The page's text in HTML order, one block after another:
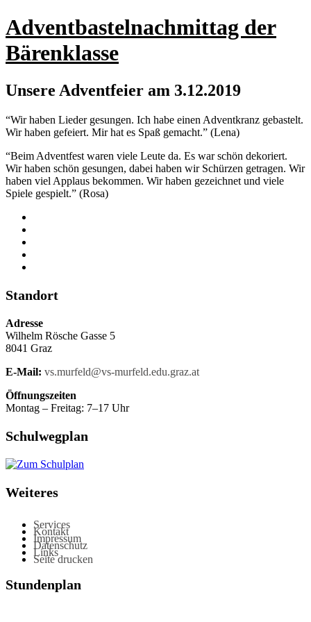
Adventbastelnachmittag der
Bärenklasse
Unsere Adventfeier am 3.12.2019
“Wir haben Lieder gesungen. Ich habe einen Adventkranz gebastelt.
Wir haben gefeiert. Mir hat es Spaß gemacht.” (Lena)
“Beim Adventfest waren viele Leute da. Es war schön dekoriert.
Wir haben schön gesungen, dabei haben wir Schürzen getragen. Wir
haben viel Applaus bekommen. Wir haben gezeichnet und viele
Spiele gespielt.” (Rosa)
Standort
Adresse
Wilhelm Rösche Gasse 5
8041 Graz
E-Mail: vs.murfeld@vs-murfeld.edu.graz.at
Öffnungszeiten
Montag – Freitag: 7–17 Uhr
Schulwegplan
Weiteres
Services
Kontakt
Impressum
Datenschutz
Links
Seite drucken
Stundenplan